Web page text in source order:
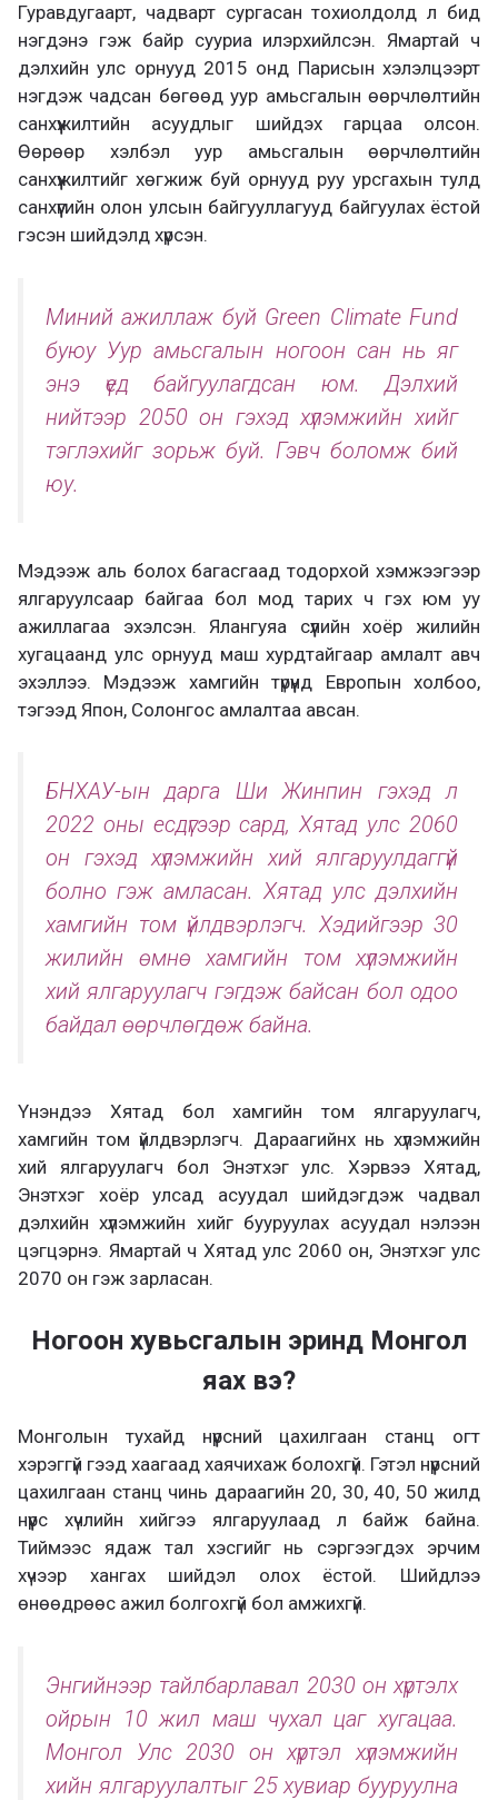
Гуравдугаарт, чадварт сургасан тохиолдолд л бид
нэгдэнэ гэж байр сууриа илэрхийлсэн. Ямартай ч
дэлхийн улс орнууд 2015 онд Парисын хэлэлцээрт
нэгдэж чадсан бөгөөд уур амьсгалын өөрчлөлтийн
санхүүжилтийн асуудлыг шийдэх гарцаа олсон.
Өөрөөр хэлбэл уур амьсгалын өөрчлөлтийн
санхүүжилтийг хөгжиж буй орнууд руу урсгахын тулд
санхүүгийн олон улсын байгууллагууд байгуулах ёстой
гэсэн шийдэлд хүрсэн.
Миний ажиллаж буй Green Climate Fund
буюу Уур амьсгалын ногоон сан нь яг
энэ үед байгуулагдсан юм. Дэлхий
нийтээр 2050 он гэхэд хүлэмжийн хийг
тэглэхийг зорьж буй. Гэвч боломж бий
юу.
Мэдээж аль болох багасгаад тодорхой хэмжээгээр
ялгаруулсаар байгаа бол мод тарих ч гэх юм уу
ажиллагаа эхэлсэн. Ялангуяа сүүлийн хоёр жилийн
хугацаанд улс орнууд маш хурдтайгаар амлалт авч
эхэллээ. Мэдээж хамгийн түрүүнд Европын холбоо,
тэгээд Япон, Солонгос амлалтаа авсан.
БНХАУ-ын дарга Ши Жинпин гэхэд л
2022 оны есдүгээр сард, Хятад улс 2060
он гэхэд хүлэмжийн хий ялгаруулдаггүй
болно гэж амласан. Хятад улс дэлхийн
хамгийн том үйлдвэрлэгч. Хэдийгээр 30
жилийн өмнө хамгийн том хүлэмжийн
хий ялгаруулагч гэгдэж байсан бол одоо
байдал өөрчлөгдөж байна.
Үнэндээ Хятад бол хамгийн том ялгаруулагч,
хамгийн том үйлдвэрлэгч. Дараагийнх нь хүлэмжийн
хий ялгаруулагч бол Энэтхэг улс. Хэрвээ Хятад,
Энэтхэг хоёр улсад асуудал шийдэгдэж чадвал
дэлхийн хүлэмжийн хийг бууруулах асуудал нэлээн
цэгцэрнэ. Ямартай ч Хятад улс 2060 он, Энэтхэг улс
2070 он гэж зарласан.
Ногоон хувьсгалын эринд Монгол
яах вэ?
Монголын тухайд нүүрсний цахилгаан станц огт
хэрэггүй гээд хаагаад хаячихаж болохгүй. Гэтэл нүүрсний
цахилгаан станц чинь дараагийн 20, 30, 40, 50 жилд
нүүрс хүчлийн хийгээ ялгаруулаад л байж байна.
Тиймээс ядаж тал хэсгийг нь сэргээгдэх эрчим
хүчээр хангах шийдэл олох ёстой. Шийдлээ
өнөөдрөөс ажил болгохгүй бол амжихгүй.
Энгийнээр тайлбарлавал 2030 он хүртэлх
ойрын 10 жил маш чухал цаг хугацаа.
Монгол Улс 2030 он хүртэл хүлэмжийн
хийн ялгаруулалтыг 25 хувиар бууруулна